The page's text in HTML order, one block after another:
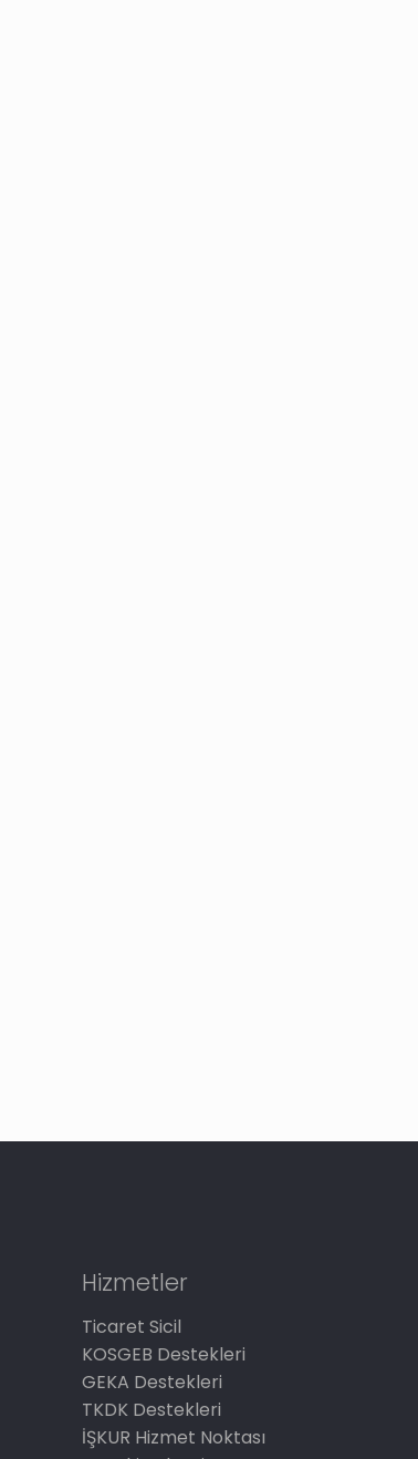
Hizmetler
Ticaret Sicil
KOSGEB Destekleri
GEKA Destekleri
TKDK Destekleri
İŞKUR Hizmet Noktası